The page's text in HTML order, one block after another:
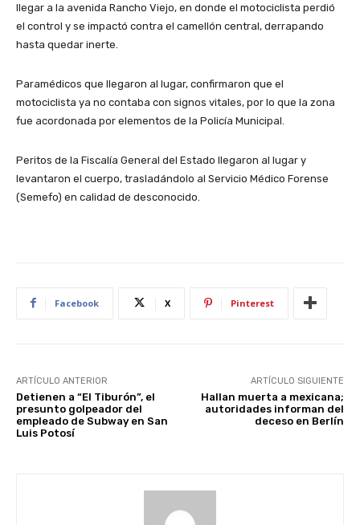
llegar a la avenida Rancho Viejo, en donde el motociclista perdió
el control y se impactó contra el camellón central, derrapando
hasta quedar inerte.
Paramédicos que llegaron al lugar, confirmaron que el
motociclista ya no contaba con signos vitales, por lo que la zona
fue acordonada por elementos de la Policía Municipal.
Peritos de la Fiscalía General del Estado llegaron al lugar y
levantaron el cuerpo, trasladándolo al Servicio Médico Forense
(Semefo) en calidad de desconocido.
Facebook X Pinterest
ARTÍCULO ANTERIOR
Detienen a “El Tiburón”, el
presunto golpeador del
empleado de Subway en San
Luis Potosí
ARTÍCULO SIGUIENTE
Hallan muerta a mexicana;
autoridades informan del
deceso en Berlín